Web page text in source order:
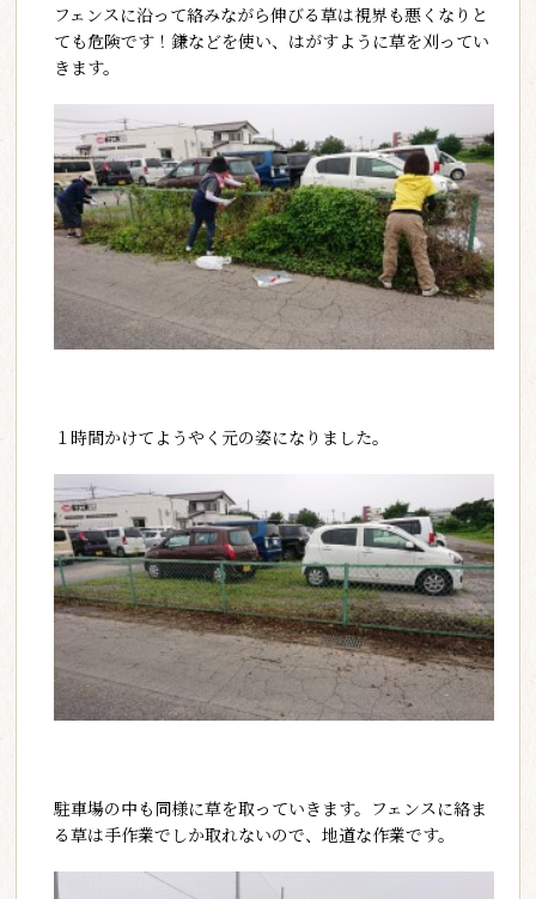
フェンスに沿って絡みながら伸びる草は視界も悪くなりと
ても危険です！鎌などを使い、はがすように草を刈ってい
きます。
１時間かけてようやく元の姿になりました。
駐車場の中も同様に草を取っていきます。フェンスに絡ま
る草は手作業でしか取れないので、地道な作業です。